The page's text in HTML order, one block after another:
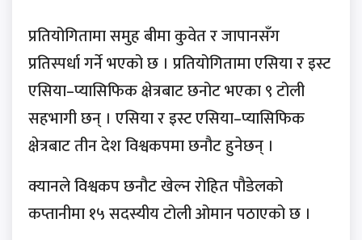
प्रतियोगितामा समुह बीमा कुवेत र जापानसँग
प्रतिस्पर्धा गर्ने भएको छ । प्रतियोगितामा एसिया र इस्ट
एसिया–प्यासिफिक क्षेत्रबाट छनोट भएका ९ टोली
सहभागी छन् । एसिया र इस्ट एसिया–प्यासिफिक
क्षेत्रबाट तीन देश विश्वकपमा छनौट हुनेछन् ।
क्यानले विश्वकप छनौट खेल्न रोहित पौडेलको
कप्तानीमा १५ सदस्यीय टोली ओमान पठाएको छ ।